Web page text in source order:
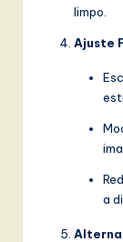
limpo.
Ajuste
a